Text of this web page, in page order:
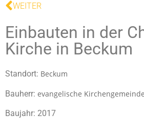
WEITER
Einbauten in der
Kirche in Beckum
Standort: Beckum
Bauherr: evangelische
Baujahr: 2017